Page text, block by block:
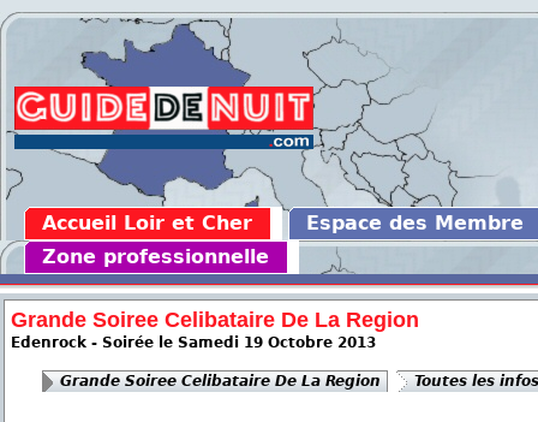
Accueil Loir et Cher
Espace des Membre
Zone professionnelle
Grande Soiree Celibataire De La Region
Edenrock - Soirée le Samedi 19 Octobre 2013
Grande Soiree Celibataire De La Region Toutes les